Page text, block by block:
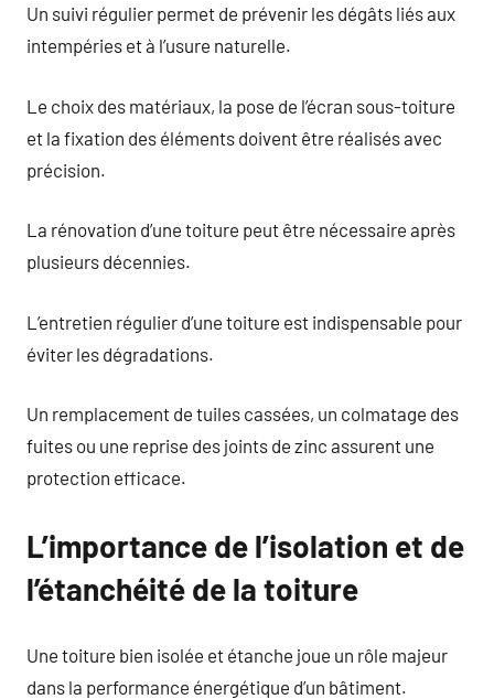
Un suivi régulier permet de prévenir les dégâts liés aux
intempéries et à l’usure naturelle.
Le choix des matériaux, la pose de l’écran sous-toiture
et la fixation des éléments doivent être réalisés avec
précision.
La rénovation d’une toiture peut être nécessaire après
plusieurs décennies.
L’entretien régulier d’une toiture est indispensable pour
éviter les dégradations.
Un remplacement de tuiles cassées, un colmatage des
fuites ou une reprise des joints de zinc assurent une
protection efficace.
L’importance de l’isolation et de
l’étanchéité de la toiture
Une toiture bien isolée et étanche joue un rôle majeur
dans la performance énergétique d’un bâtiment.